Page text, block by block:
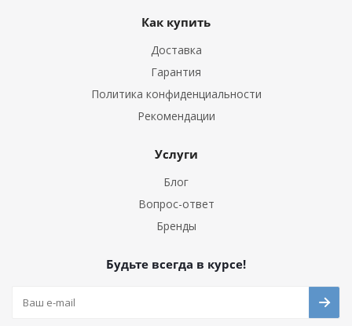
Как купить
Доставка
Гарантия
Политика конфиденциальности
Рекомендации
Услуги
Блог
Вопрос-ответ
Бренды
Будьте всегда в курсе!